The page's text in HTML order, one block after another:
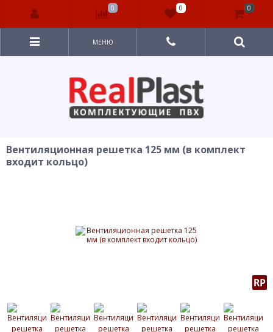
МЕНЮ
Вентиляционная решетка 125 мм (в комплект
входит кольцо)
0 0 0